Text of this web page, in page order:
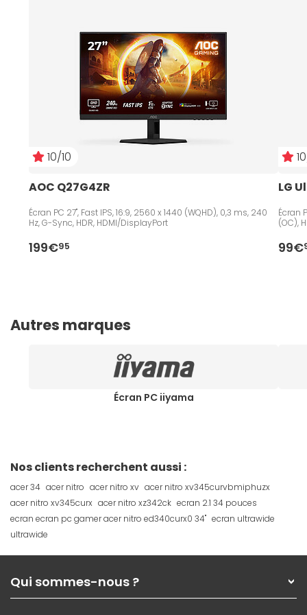
10/10
AOC Q27G4ZR
Écran PC 27", Fast IPS, 16:9, 2560 x 1440 (WQHD), 0,3 ms, 240
Hz, G-Sync, HDR, HDMI/DisplayPort
199€95
LG
Écran
(OC),
99€
Autres marques
Écran PC iiyama
Nos clients recherchent aussi :
acer 34 acer nitro acer nitro xv acer nitro xv345curvbmiphuzx
acer nitro xv345curx acer nitro xz342ck ecran 2.1 34 pouces
ecran ecran pc gamer acer nitro ed340curx0 34" ecran ultrawide
ultrawide
Qui sommes-nous ?